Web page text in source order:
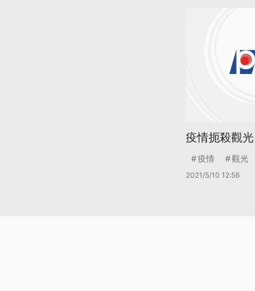
疫情扼殺觀
疫情 觀光
2021/5/10 12:56